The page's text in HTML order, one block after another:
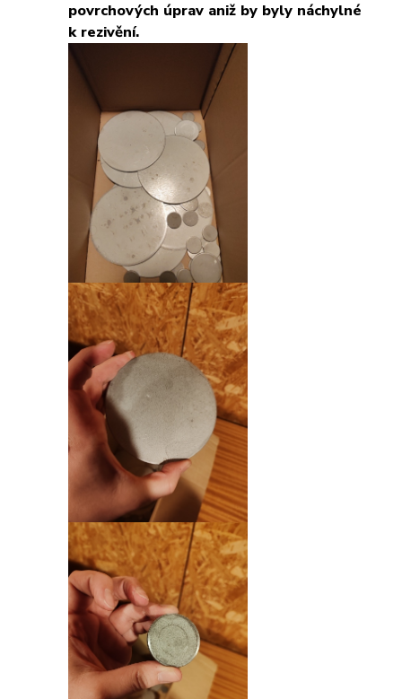
povrchových úprav aniž by byly náchylné
k rezivění.